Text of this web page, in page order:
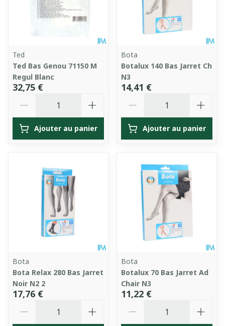
Ted
Ted Bas Genou 71150 M
Regul Blanc
32,75 €
Ajouter au panier
Bota
Botalux 140 Bas Jarret Ch
N3
14,41 €
Ajouter au panier
Bota
Bota Relax 280 Bas Jarret
Noir N2 2
17,76 €
Bota
Botalux 70 Bas Jarret Ad
Chair N3
11,22 €